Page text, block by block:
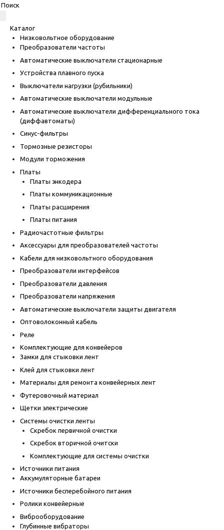
Каталог
Низковольтное оборудование
Преобразователи частоты
Автоматические выключатели стационарные
Устройства плавного пуска
Выключатели нагрузки (рубильники)
Автоматические выключатели модульные
Автоматические выключатели дифференциального тока
(диффавтоматы)
Синус-фильтры
Тормозные резисторы
Модули торможения
Платы
Платы энкодера
Платы коммуникационные
Платы расширения
Платы питания
Радиочастотные фильтры
Аксессуары для преобразователей частоты
Кабели для низковольтного оборудования
Преобразователи интерфейсов
Преобразователи давления
Преобразователи напряжения
Автоматические выключатели защиты двигателя
Оптоволоконный кабель
Реле
Комплектующие для конвейеров
Замки для стыковки лент
Клей для стыковки лент
Материалы для ремонта конвейерных лент
Футеровочный материал
Щетки электрические
Системы очистки ленты
Скребок первичной очистки
Скребок вторичной очитски
Комплектующие для системы очистки
Источники питания
Аккумуляторные батареи
Источники бесперебойного питания
Ролики конвейерные
Виброоборудование
Глубинные вибраторы